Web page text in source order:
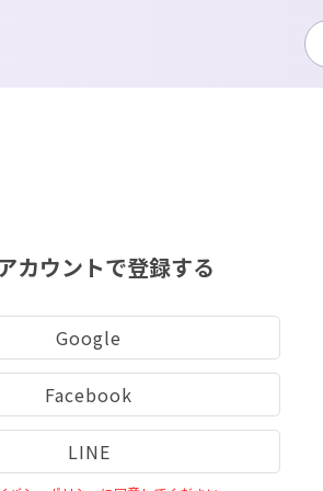
カウントで登録する
Google
Facebook
LINE